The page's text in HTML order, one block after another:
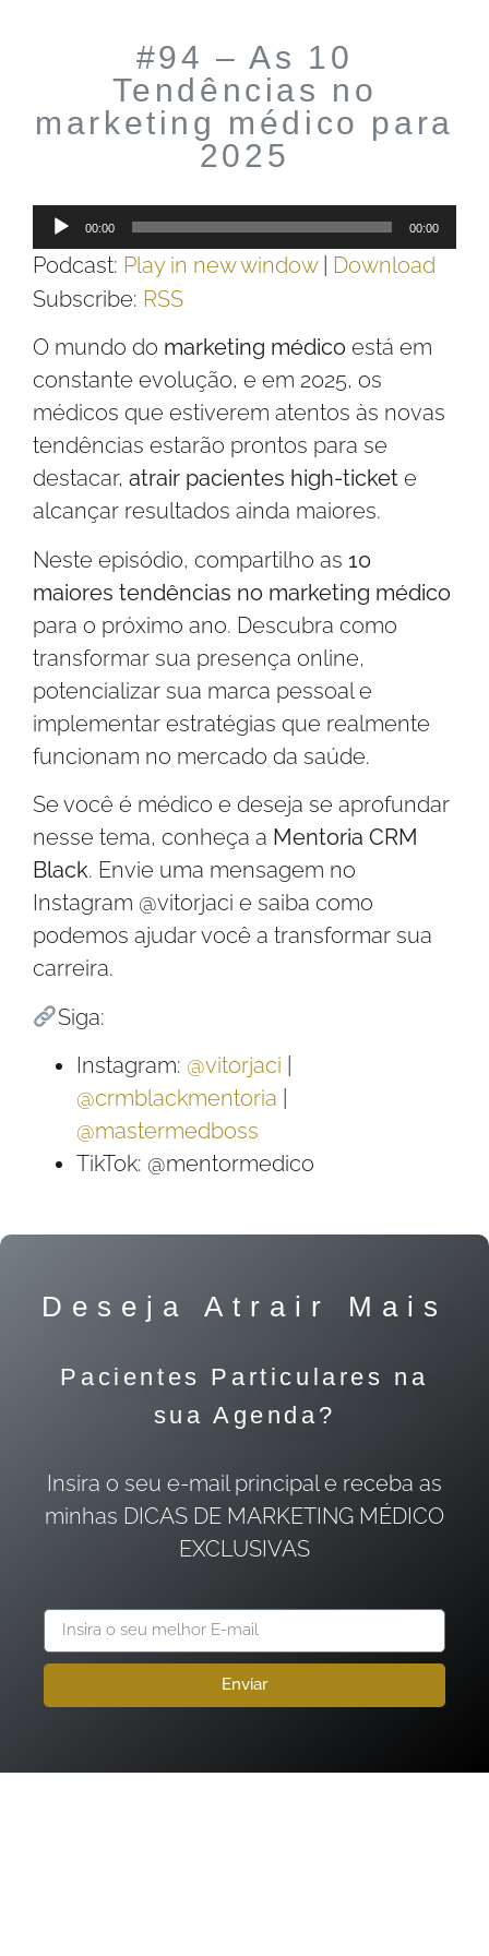
#94 – As 10
Tendências no
marketing médico para
2025
Tocador
de
áudio
00:00 00:00
Podcast: Play in new window| Download
Subscribe: RSS
O mundo do marketing médico está em
constante evolução, e em 2025, os
médicos que estiverem atentos às novas
tendências estarão prontos para se
destacar, atrair pacientes high-ticket e
alcançar resultados ainda maiores.
Neste episódio, compartilho as 10
maiores tendências no marketing médico
para o próximo ano. Descubra como
transformar sua presença online,
potencializar sua marca pessoal e
implementar estratégias que realmente
funcionam no mercado da saúde.
Se você é médico e deseja se aprofundar
nesse tema, conheça a Mentoria CRM
Black. Envie uma mensagem no
Instagram @vitorjaci e saiba como
podemos ajudar você a transformar sua
carreira.
Siga:
Instagram: @vitorjaci
@crmblackmentoria
@mastermedboss
TikTok: @mentormedico
Deseja Atrair Mais
Pacientes Particulares na
sua Agenda?
Insira o seu e-mail principal e receba as
minhas DICAS DE MARKETING MÉDICO
EXCLUSIVAS
Enviar